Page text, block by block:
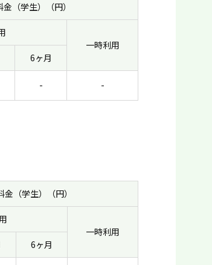
金（学生）（円）
一時利用
6ヶ月
- -
金（学生）（円）
一時利用
6ヶ月